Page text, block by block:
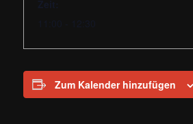
Zum Kalender hinzufügen